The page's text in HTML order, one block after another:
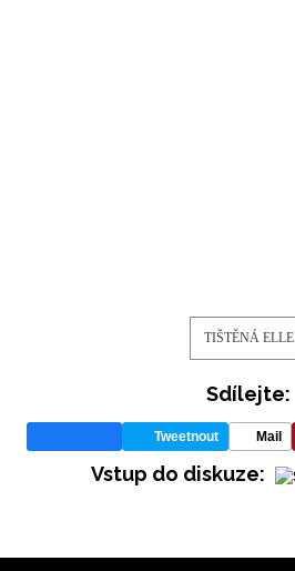
TIŠTĚNÁ ELLE
Sdílejte:
Tweetnout Mail
Vstup do diskuze: